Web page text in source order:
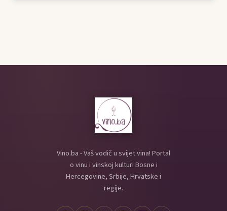
Vino.ba - Vaš vodič u svijet vina! Portal
o vinu i vinskoj kulturi Bosne i
Hercegovine, Srbije, Hrvatske i
regije.